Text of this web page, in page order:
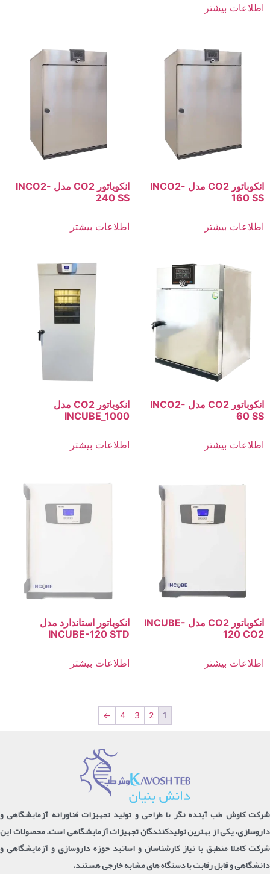
اطلاعات بیشتر
انکوباتور CO2 مدل INCO2-
160 SS
اطلاعات بیشتر
انکوباتور CO2 مدل INCO2-
240 SS
اطلاعات بیشتر
انکوباتور CO2 مدل INCO2-
60 SS
اطلاعات بیشتر
انکوباتور CO2 مدل
INCUBE_1000
اطلاعات بیشتر
انکوباتور CO2 مدل INCUBE-
120 CO2
اطلاعات بیشتر
انکوباتور استاندارد مدل
INCUBE-120 STD
اطلاعات بیشتر
1
2
3
4
←
شرکت کاوش طب آینده نگر با طراحی و تولید تجهیزات فناورانه آزمایشگاهی و
داروسازی، یکی از بهترین تولیدکنندگان تجهیزات آزمایشگاهی است. محصولات این
شرکت کاملا منطبق با نیاز کارشناسان و اساتید حوزه داروسازی و آزمایشگاهی و
دانشگاهی و قابل رقابت با دستگاه های مشابه خارجی هستند.